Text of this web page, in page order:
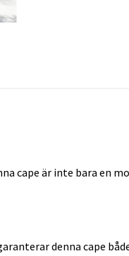
cape är inte bara en
denna cape